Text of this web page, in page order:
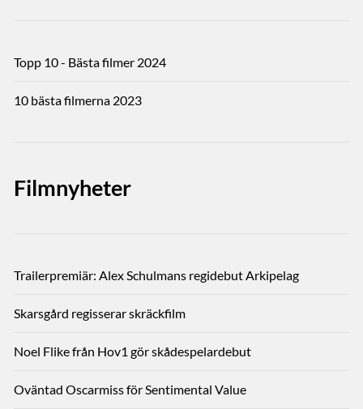
Topp 10 - Bästa filmer 2024
10 bästa filmerna 2023
Filmnyheter
Trailerpremiär: Alex Schulmans regidebut Arkipelag
Skarsgård regisserar skräckfilm
Noel Flike från Hov1 gör skådespelardebut
Oväntad Oscarmiss för Sentimental Value